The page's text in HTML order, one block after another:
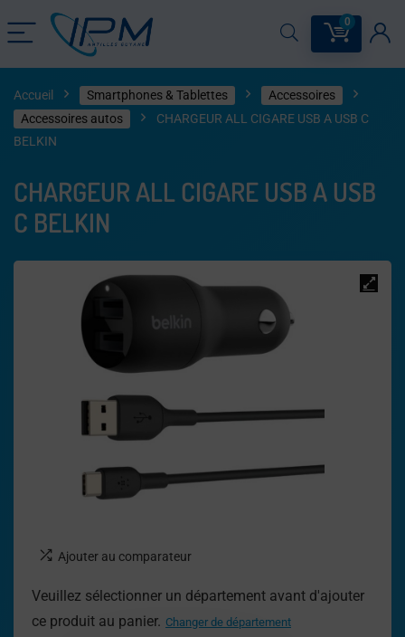
0
Accueil Smartphones & Tablettes
Accessoires
Accessoires autos
CHARGEUR ALL CIGARE USB A USB C
BELKIN
CHARGEUR ALL CIGARE USB A USB
C BELKIN
Ajouter au comparateur
Veuillez sélectionner un département avant d'ajouter
ce produit au panier. Changer de département